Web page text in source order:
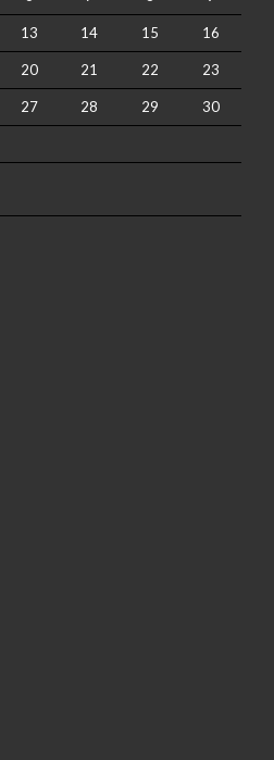
13 14 15 16
20 21 22 23
27 28 29 30